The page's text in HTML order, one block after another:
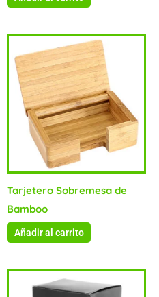
Tarjetero Sobremesa de
Bamboo
Añadir al carrito